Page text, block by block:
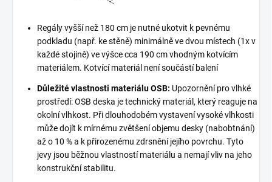
Regály vyšší než 180 cm je nutné ukotvit k pevnému
podkladu (např. ke stěně) minimálně ve dvou místech (1x v
každé stojině) ve výšce cca 190 cm vhodným kotvícím
materiálem. Kotvící materiál není součástí balení
Důležité vlastnosti materiálu OSB: Upozornění pro vlhké
prostředí: OSB deska je technický materiál, který reaguje na
okolní vlhkost. Při dlouhodobém vystavení vysoké vlhkosti
může dojít k mírnému zvětšení objemu desky (nabobtnání)
až o 10 % a k přirozenému zdrsnění jejího povrchu. Tyto
jevy jsou běžnou vlastností materiálu a nemají vliv na jeho
konstrukční stabilitu.